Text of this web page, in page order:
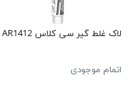
لاک غلط گیر سی کلاس AR1412
اتمام موجودی